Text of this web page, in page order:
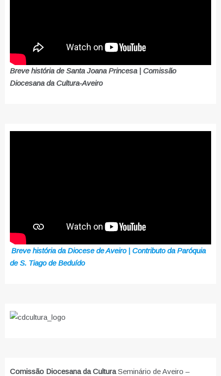
Breve história de Santa Joana Princesa | Comissão
Diocesana da Cultura-Aveiro
Breve história da Diocese de Aveiro | Contributo da Paróquia
de S. Tiago de Beduído
Comissão Diocesana da CulturaSeminário de Aveiro –